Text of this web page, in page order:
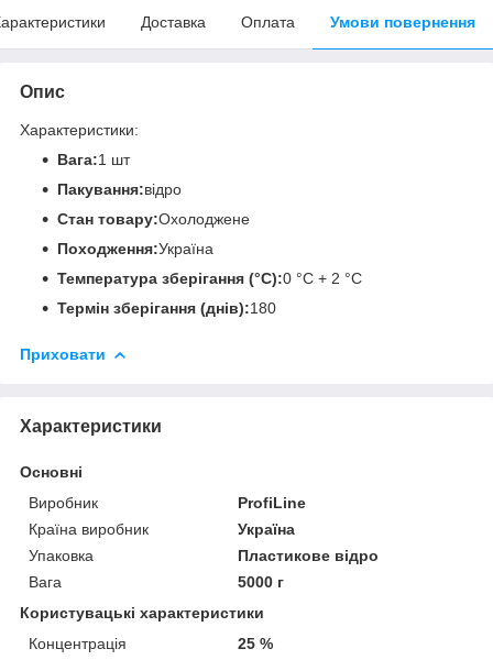
Доставка Оплата Умови повернення
Опис
Характеристики:
Вага:1 шт
Пакування:відро
Стан товару:Охолоджене
Походження:Україна
Температура зберігання (°C):0 °C + 2 °C
Термін зберігання (днів):180
Приховати
Характеристики
Основні
Виробник
ProfiLine
Країна виробник
Україна
Упаковка
Пластикове відро
Вага
5000 г
Користувацькі характеристики
Концентрація
25 %